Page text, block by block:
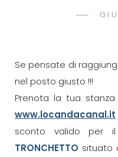
Se pensate di
nel posto giusto !!!
Prenota la tua
www.locandacanal.it
sconto valido per il
TRONCHETTO situato